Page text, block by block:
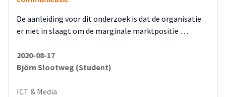
De aanleiding voor dit onderzoek is dat de organisatie
er niet in slaagt om de marginale marktpositie …
2020-08-17
Björn Slootweg (Student)
ICT & Media